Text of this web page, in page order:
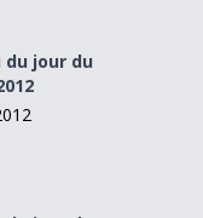
du jour du